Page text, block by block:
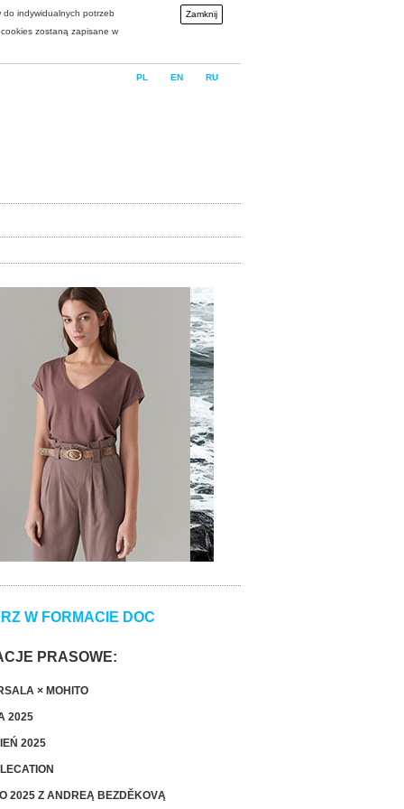
do indywidualnych potrzeb
zostaną zapisane w
Zamknij
PL EN RU
W FORMACIE DOC
PRASOWE:
× MOHITO
2025
2025
2025 Z ANDREĄ BEZDĚKOVĄ